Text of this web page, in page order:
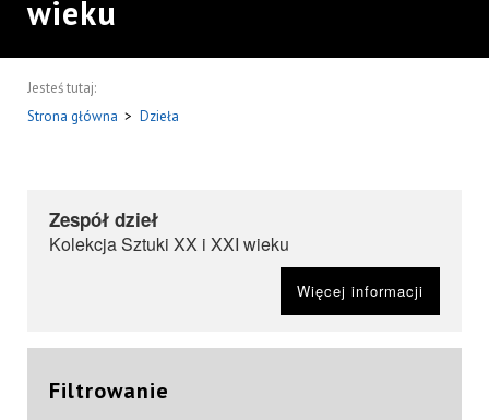
wieku
Jesteś tutaj:
Strona główna > Dzieła
Zespół dzieł
Kolekcja Sztuki XX i XXI wieku
Więcej informacji
Filtrowanie